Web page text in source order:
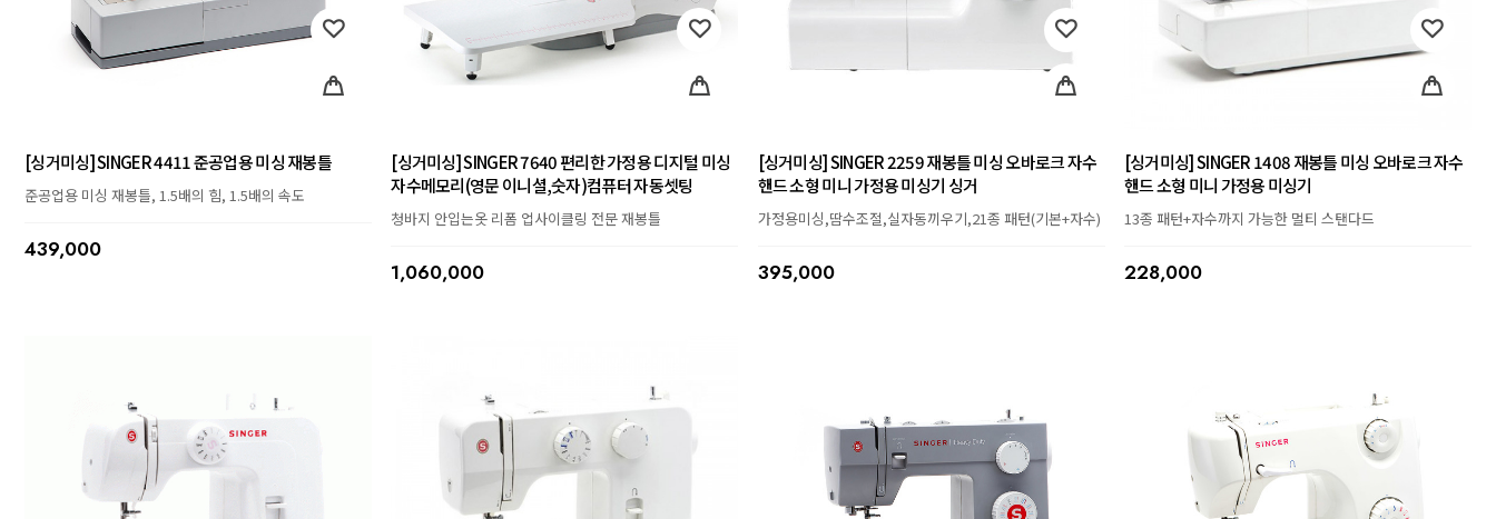
[싱거미싱] SINGER 4411 준공업용 미싱 재봉틀
준공업용 미싱 재봉틀, 1.5배의 힘, 1.5배의 속도
439,000
[싱거미싱] SINGER 7640 편리한 가정용 디지털 미싱
자수메모리(영문 이니셜,숫자)컴퓨터 자동셋팅
청바지 안입는옷 리폼 업사이클링 전문 재봉틀
1,060,000
[싱거미싱] SINGER 2259 재봉틀 미싱 오바로크 자수
핸드 소형 미니 가정용 미싱기 싱거
가정용미싱,땀수조절,실자동끼우기,21종 패턴(기본+자수)
395,000
[싱거미싱] SINGER 1408 재봉틀 미싱 오바로크 자수
핸드 소형 미니 가정용 미싱기
13종 패턴+자수까지 가능한 멀티 스탠다드
228,000